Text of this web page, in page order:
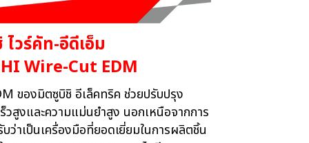
วร์คัท-อีดีเอ็ม
Wire-Cut EDM
ของมิตซูบิชิ อีเล็คทริค ช่วยปรับปรุง
สูงและความแม่นยำสูง นอกเหนือจากการ
าเป็นเครื่องมือที่ยอดเยี่ยมในการผลิตชิ้น